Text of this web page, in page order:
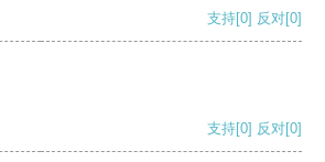
支持[0] 反对[0]
支持[0] 反对[0]